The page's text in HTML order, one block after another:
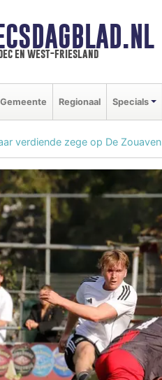
en west-friesland
Gemeente Regionaal Specials
verdiende zege op De Zouaven